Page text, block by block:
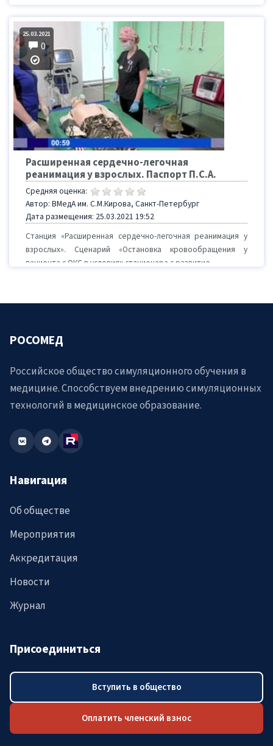
25.03.2021
0
Расширенная сердечно-легочная
реанимация у взрослых. Паспорт П.С.А.
Средняя оценка:
Автор: ВМедА им. С.М.Кирова, Санкт-Петербург
Дата размещения: 25.03.2021 19:52
Станция «Расширенная сердечно-легочная реанимация у
взрослых». Сценарий «Остановка кровообращения у
пациента с ОКС в условиях стационара с развитие...
РОСОМЕД
Российское общество симуляционного обучения в
медицине. Способствуем внедрению симуляционных
технологий в медицинское образование.
Навигация
Об обществе
Мероприятия
Аккредитация
Новости
Журнал
Присоединиться
Вступить в общество
Оплатить членский взнос